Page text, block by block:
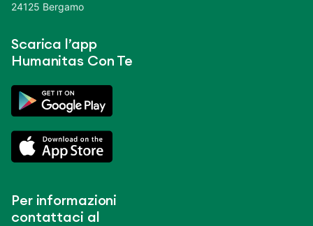
24125 Bergamo
Scarica l’app
Humanitas Con Te
Per informazioni
contattaci al